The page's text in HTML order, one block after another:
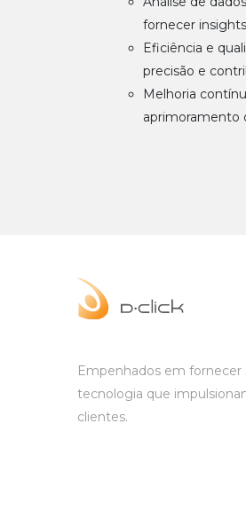
fornecer
Eficiência e
precisão e
Melhoria
aprimoramento
Empenhados em fornecer
tecnologia que
clientes.